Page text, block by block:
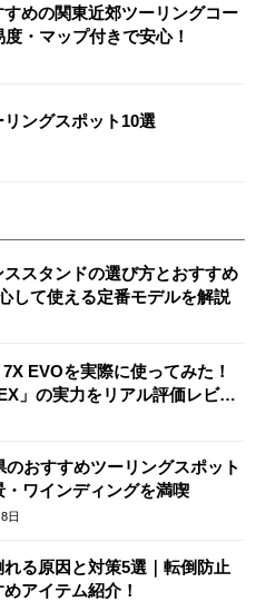
めの関東近郊ツーリングコー
・マップ付きで安心！
ングスポット10選
スタンドの選び方とおすすめ
して使える定番モデルを解説
EVOを実際に使ってみた！
」の実力をリアル評価レビュ
のおすすめツーリングスポット
・ワインディングを満喫
日
る原因と対策5選｜転倒防止
アイテム紹介！